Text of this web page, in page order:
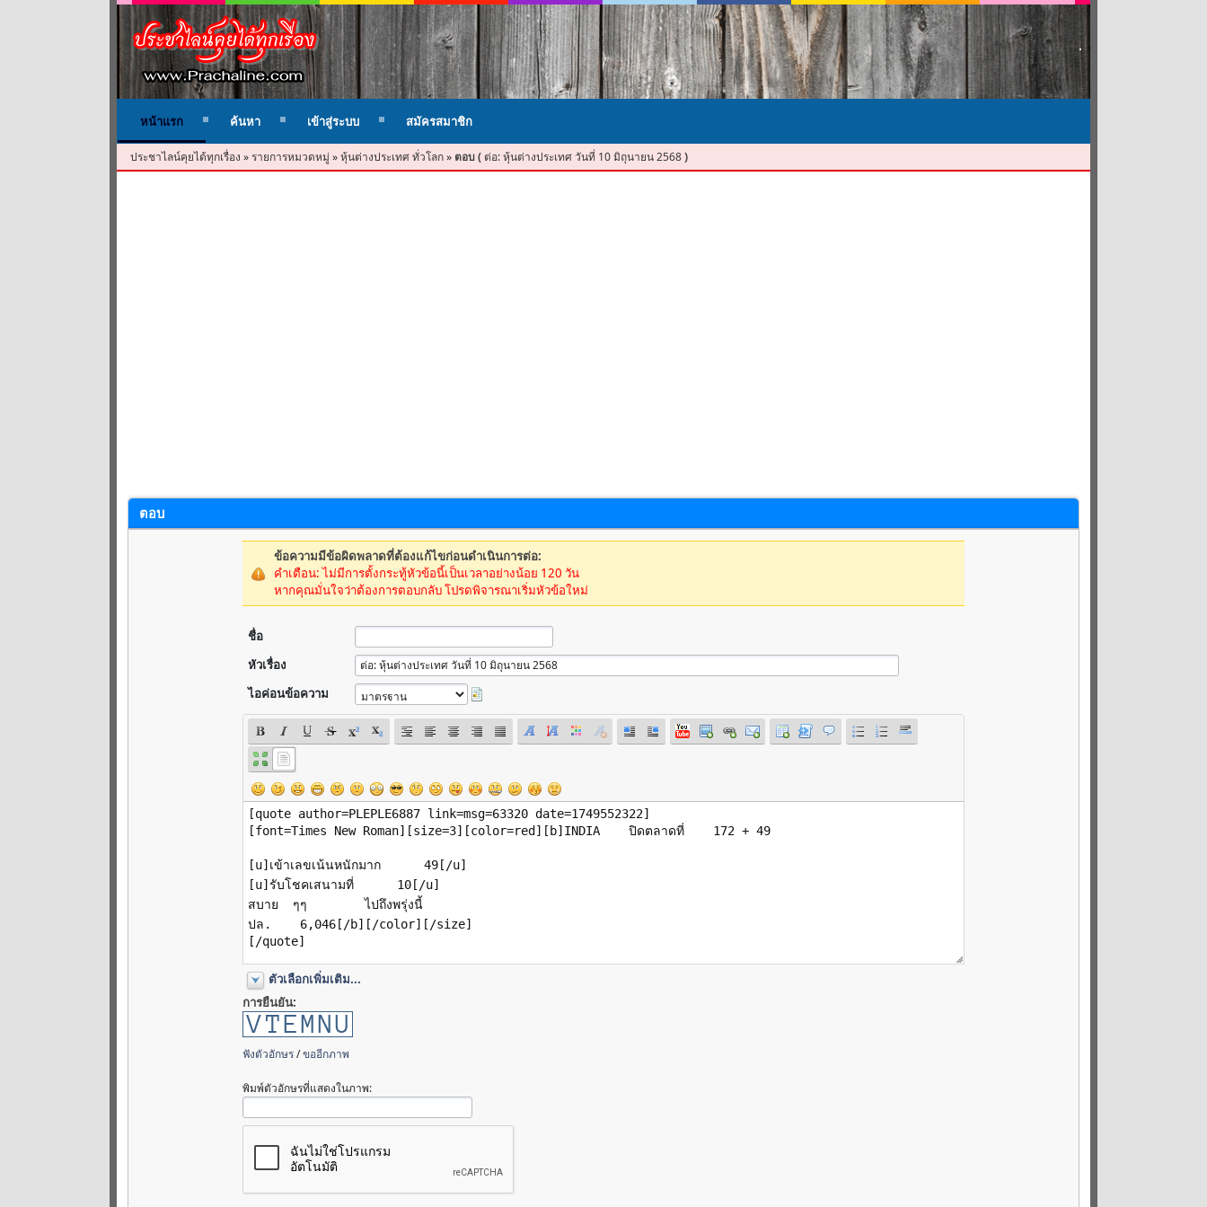
หน้าแรก ค้นหา เข้าสู่ระบบ สมัครสมาชิก
ประชาไลน์คุยได้ทุกเรื่อง » รายการหมวดหมู่ »หุ้นต่างประเทศ ทั่วโลก» ตอบ ( ต่อ: หุ้นต่างประเทศ วันที่ 10 มิถุนายน 2568)
ตอบ
ข้อความมีข้อผิดพลาดที่ต้องแก้ไขก่อนดำเนินการต่อ:
คำเตือน: ไม่มีการตั้งกระทู้หัวข้อนี้เป็นเวลาอย่างน้อย 120 วัน
หากคุณมั่นใจว่าต้องการตอบกลับ โปรดพิจารณาเริ่มหัวข้อใหม่
ชื่อ
หัวเรื่อง
ไอค่อนข้อความ
ตัวเลือกเพิ่มเติม...
การยืนยัน:
ฟังตัวอักษร/ขออีกภาพ
พิมพ์ตัวอักษรที่แสดงในภาพ: